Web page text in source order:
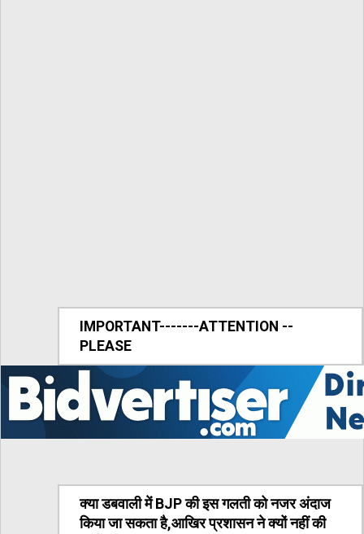
IMPORTANT-------ATTENTION --
PLEASE
क्या डबवाली में BJP की इस गलती को नजर अंदाज
किया जा सकता है,आखिर प्रशासन ने क्यों नहीं की